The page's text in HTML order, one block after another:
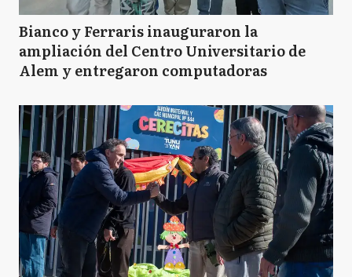
Bianco y Ferraris inauguraron la
ampliación del Centro Universitario de
Alem y entregaron computadoras